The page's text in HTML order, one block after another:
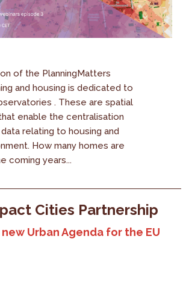
of the PlanningMatters
and housing is dedicated to
. These are spatial
enable the centralisation
relating to housing and
How many homes are
coming years...
Cities Partnership
Urban Agenda for the EU